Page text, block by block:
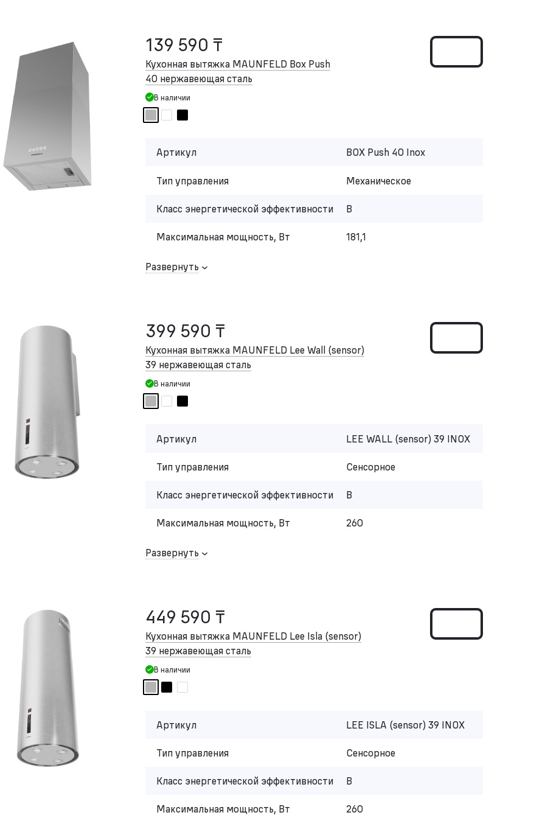
139 590 ₸
Кухонная вытяжка MAUNFELD Box Push
40 нержавеющая сталь
В наличии
Артикул BOX Push 40 Inox
Тип управления Механическое
Класс энергетической эффективности B
Максимальная мощность, Вт 181,1
Развернуть
399 590 ₸
Кухонная вытяжка MAUNFELD Lee Wall (sensor)
39 нержавеющая сталь
В наличии
Артикул LEE WALL (sensor) 39 INOX
Тип управления Сенсорное
Класс энергетической эффективности B
Максимальная мощность, Вт 260
Развернуть
449 590 ₸
Кухонная вытяжка MAUNFELD Lee Isla (sensor)
39 нержавеющая сталь
В наличии
Артикул LEE ISLA (sensor) 39 INOX
Тип управления Сенсорное
Класс энергетической эффективности B
Максимальная мощность, Вт 260